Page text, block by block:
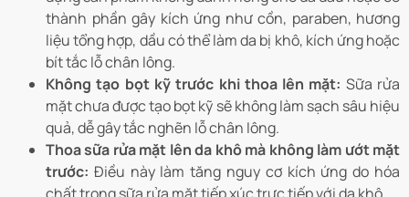
thành phần gây kích ứng như cồn, paraben, hương
liệu tổng hợp, dầu có thể làm da bị khô, kích ứng hoặc
bít tắc lỗ chân lông.
Không tạo bọt kỹ trước khi thoa lên mặt: Sữa rửa
mặt chưa được tạo bọt kỹ sẽ không làm sạch sâu hiệu
quả, dễ gây tắc nghẽn lỗ chân lông.
Thoa sữa rửa mặt lên da khô mà không làm ướt mặt
trước: Điều này làm tăng nguy cơ kích ứng do hóa
chất trong sữa rửa mặt tiếp xúc trực tiếp với da khô.